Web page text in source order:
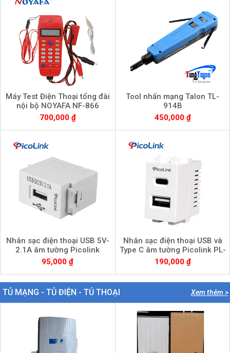
Máy Test Điện Thoại tổng đài
nội bộ NOYAFA NF-866
700,000 ₫
Tool nhấn mạng Talon TL-
914B
450,000 ₫
Nhân sạc điện thoại USB 5V-
2.1A âm tường Picolink
95,000 ₫
Nhân sạc điện thoại USB và
Type C âm tường Picolink PL-
1USB-1TC
190,000 ₫
Xem thêm >
TỦ MẠNG - TỦ ĐIỆN - TỦ THOẠI